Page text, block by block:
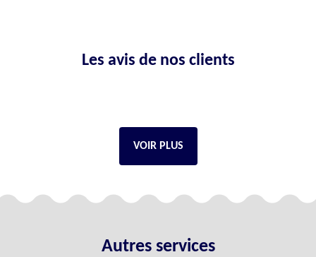
Les avis de nos clients
VOIR PLUS
Autres services